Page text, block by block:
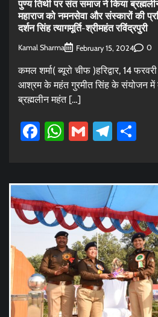
पुण्य तिथी पर संत समाज ने किया
महाराज को नमनसेवा और संस्कारों की
दर्शन सिंह त्यागमूर्ति-श्रीमहंत रविंद्रपुरी
Kamal Sharma February 15, 2024 0
कमल शर्मा( ब्यूरो चीफ )हरिद्वार, 14
आश्रम के महंत गुरमीत सिंह के संयोजन में
ब्रह्मलीन महंत […]
Facebook
WhatsApp
Gmail